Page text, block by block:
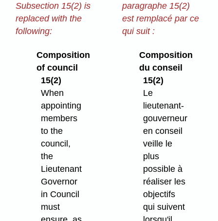
Subsection 15(2) is
replaced with the
following:
paragraphe 15(2)
est remplacé par ce
qui suit :
Composition
of council
15(2)
When
appointing
members
to the
council,
the
Lieutenant
Governor
in Council
must
Composition
du conseil
15(2)
Le
lieutenant-
gouverneur
en conseil
veille le
plus
possible à
réaliser les
objectifs
qui suivent